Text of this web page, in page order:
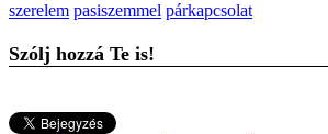
szerelem pasiszemmel párkapcsolat
Szólj hozzá Te is!